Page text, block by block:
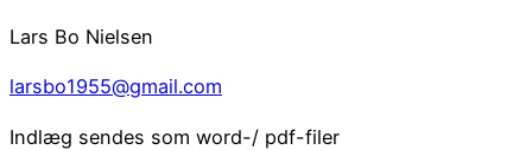
Lars Bo Nielsen
larsbo1955@gmail.com
Indlæg sendes som word-/ pdf-filer